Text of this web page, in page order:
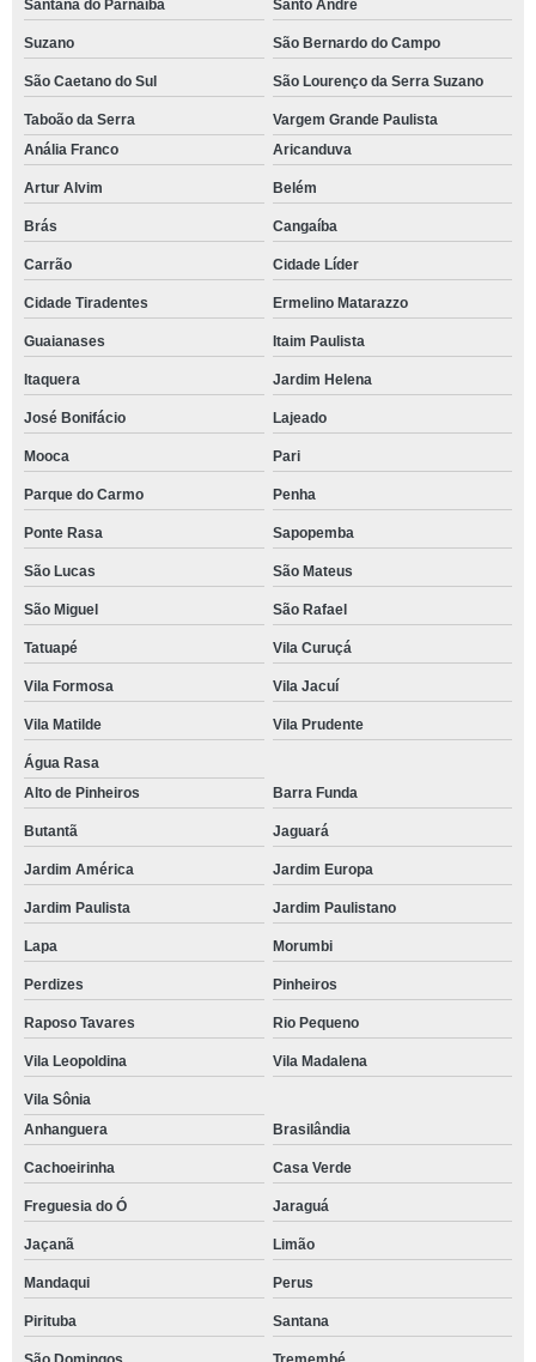
Santana do Parnaíba Santo André
Suzano São Bernardo do Campo
São Caetano do Sul São Lourenço da Serra Suzano
Taboão da Serra
Vargem Grande Paulista
Anália Franco
Aricanduva
Artur Alvim Belém
Brás Cangaíba
Carrão Cidade Líder
Cidade Tiradentes Ermelino Matarazzo
Guaianases Itaim Paulista
Itaquera Jardim Helena
José Bonifácio Lajeado
Mooca Pari
Parque do Carmo Penha
Ponte Rasa Sapopemba
São Lucas São Mateus
São Miguel São Rafael
Tatuapé Vila Curuçá
Vila Formosa Vila Jacuí
Vila Matilde Vila Prudente
Água Rasa
Alto de Pinheiros
Barra Funda
Butantã Jaguará
Jardim América Jardim Europa
Jardim Paulista Jardim Paulistano
Lapa Morumbi
Perdizes Pinheiros
Raposo Tavares Rio Pequeno
Vila Leopoldina Vila Madalena
Vila Sônia
Anhanguera
Brasilândia
Cachoeirinha Casa Verde
Freguesia do Ó Jaraguá
Jaçanã Limão
Mandaqui Perus
Pirituba Santana